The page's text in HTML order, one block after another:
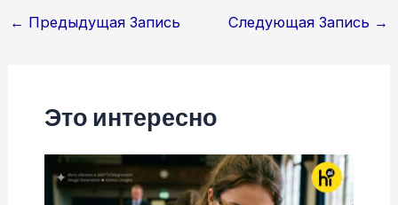
Навигация
← Предыдущая Запись Следующая Запись →
Это интересно